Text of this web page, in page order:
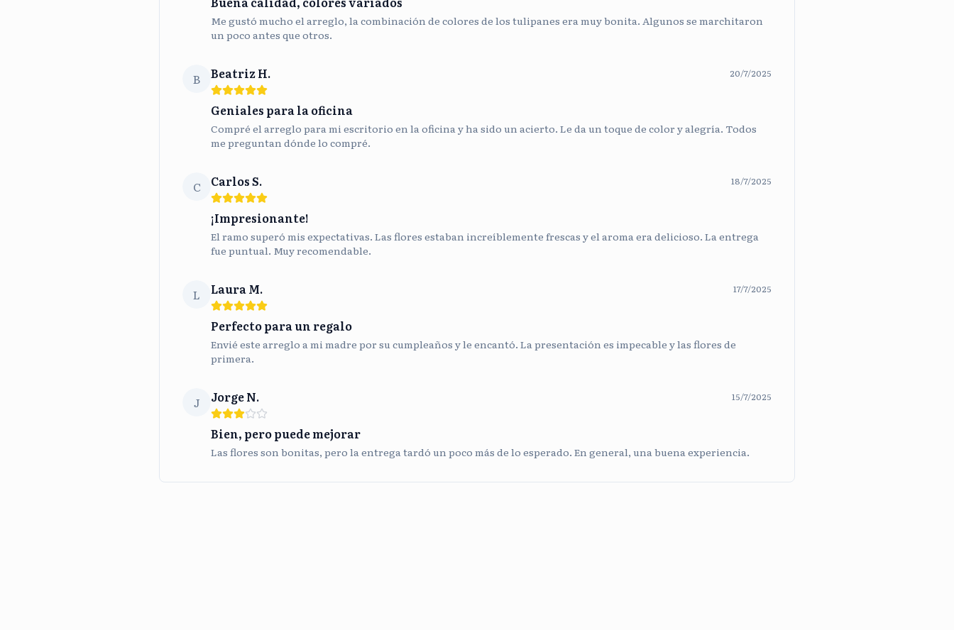
Me gustó mucho el arreglo, la combinación de colores de los tulipanes era muy bonita. Algunos se marchitaron
un poco antes que otros.
B Beatriz H. 20/7/2025
Geniales para la oficina
Compré el arreglo para mi escritorio en la oficina y ha sido un acierto. Le da un toque de color y alegría. Todos
me preguntan dónde lo compré.
C Carlos S. 18/7/2025
¡Impresionante!
El ramo superó mis expectativas. Las flores estaban increíblemente frescas y el aroma era delicioso. La entrega
fue puntual. Muy recomendable.
L Laura M. 17/7/2025
Perfecto para un regalo
Envié este arreglo a mi madre por su cumpleaños y le encantó. La presentación es impecable y las flores de
primera.
J Jorge N. 15/7/2025
Bien, pero puede mejorar
Las flores son bonitas, pero la entrega tardó un poco más de lo esperado. En general, una buena experiencia.